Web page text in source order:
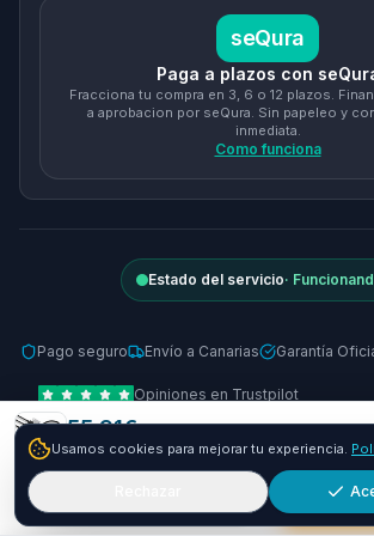
55.91€
Envío GRATIS 24-48h
seQura
Paga a plazos con
Fracciona tu compra en 3, 6 o 12 plazos.
a aprobacion por seQura. Sin papeleo y
inmediata.
Como funciona
Estado del servicio·
Pago seguro Envío a Canarias Garantía
Opiniones en Trustpilot
© 2026 Tienda Online Canarias.
Desarrollado por
Usamos cookies para mejorar tu experiencia.